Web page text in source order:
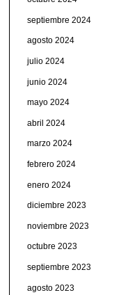
septiembre 2024
agosto 2024
julio 2024
junio 2024
mayo 2024
abril 2024
marzo 2024
febrero 2024
enero 2024
diciembre 2023
noviembre 2023
octubre 2023
septiembre 2023
agosto 2023